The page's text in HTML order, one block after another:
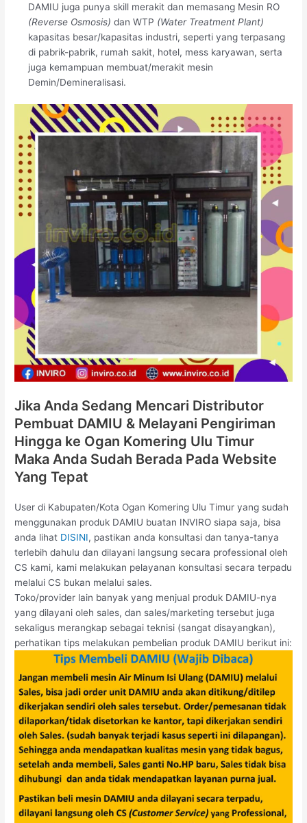
DAMIU juga punya skill merakit dan memasang Mesin RO
(Reverse Osmosis) dan WTP (Water Treatment Plant)
kapasitas besar/kapasitas industri, seperti yang terpasang
di pabrik-pabrik, rumah sakit, hotel, mess karyawan, serta
juga kemampuan membuat/merakit mesin
Demin/Demineralisasi.
Jika Anda Sedang Mencari Distributor
Pembuat DAMIU & Melayani Pengiriman
Hingga ke Ogan Komering Ulu Timur
Maka Anda Sudah Berada Pada Website
Yang Tepat
User di Kabupaten/Kota Ogan Komering Ulu Timur yang sudah
menggunakan produk DAMIU buatan INVIRO siapa saja, bisa
anda lihat DISINI, pastikan anda konsultasi dan tanya-tanya
terlebih dahulu dan dilayani langsung secara professional oleh
CS kami, kami melakukan pelayanan konsultasi secara terpadu
melalui CS bukan melalui sales.
Toko/provider lain banyak yang menjual produk DAMIU-nya
yang dilayani oleh sales, dan sales/marketing tersebut juga
sekaligus merangkap sebagai teknisi (sangat disayangkan),
perhatikan tips melakukan pembelian produk DAMIU berikut ini: